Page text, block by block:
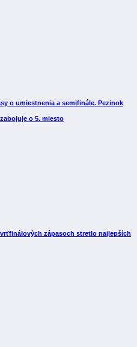
o umiestnenia a semifinále. Pezinok
o 5. miesto
zápasoch stretlo najlepších